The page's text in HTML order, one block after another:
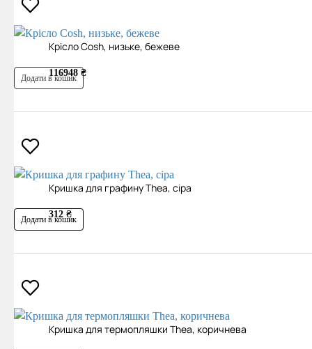
Крісло Cosh, низьке, бежеве
116948 ₴
Додати в кошик
Кришка для графину Thea, сіра
312 ₴
Додати в кошик
Кришка для термопляшки Thea, коричнева